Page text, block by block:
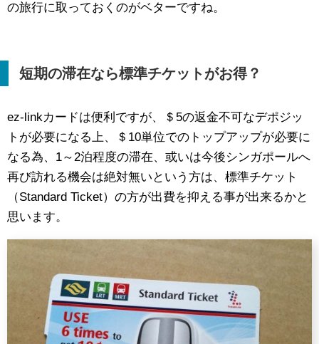
の旅行に取っておくのがベターですね。
短期の滞在なら標準チケットがお得？
ez-linkカードは便利ですが、＄5の返金不可なデポジッ
トが必要になる上、＄10単位でのトップアップが必要に
なる為、1～2泊程度の滞在、或いは今後シンガポールへ
再び訪れる機会は絶対無いという方は、標準チケット
（Standard Ticket）の方が出費を抑える事が出来るかと
思います。